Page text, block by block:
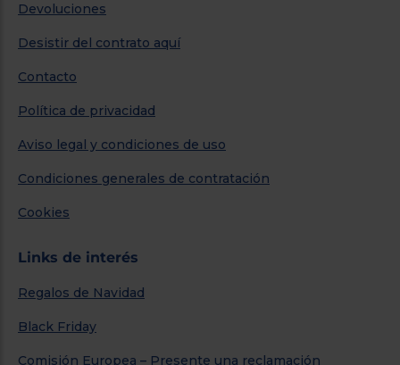
Devoluciones
Desistir del contrato aquí
Contacto
Política de privacidad
Aviso legal y condiciones de uso
Condiciones generales de contratación
Cookies
Links de interés
Regalos de Navidad
Black Friday
Comisión Europea – Presente una reclamación